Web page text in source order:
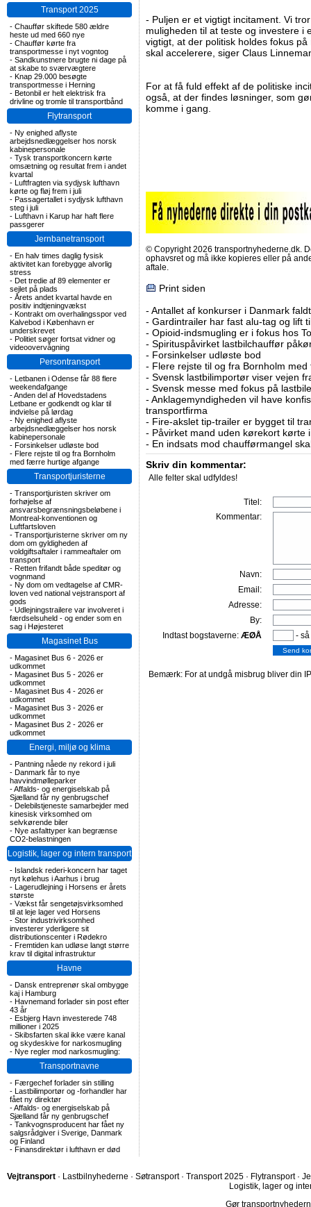
Transport 2025
- Chauffør skiftede 580 ældre
heste ud med 660 nye
- Chauffør kørte fra
transportmesse i nyt vogntog
- Sandkunstnere brugte ni dage på
at skabe to sværvægtere
- Knap 29.000 besøgte
transportmesse i Herning
- Betonbil er helt elektrisk fra
drivline og tromle til transportbånd
Flytransport
- Ny enighed aflyste
arbejdsnedlæggelser hos norsk
kabinepersonale
- Tysk transportkoncern kørte
omsætning og resultat frem i andet
kvartal
- Luftfragten via sydjysk lufthavn
kørte og fløj frem i juli
- Passagertallet i sydjysk lufthavn
steg i juli
- Lufthavn i Karup har haft flere
passgerer
Jernbanetransport
- En halv times daglig fysisk
aktivitet kan forebygge alvorlig
stress
- Det tredie af 89 elementer er
sejlet på plads
- Årets andet kvartal havde en
positiv indtjeningvækst
- Kontrakt om overhalingsspor ved
Kalvebod i København er
underskrevet
- Politiet søger fortsat vidner og
videoovervågning
Persontransport
- Letbanen i Odense får 88 flere
weekendafgange
-Anden del af Hovedstadens
Letbane er godkendt og klar til
indvielse på lørdag
- Ny enighed aflyste
arbejdsnedlæggelser hos norsk
kabinepersonale
- Forsinkelser udløste bod
- Flere rejste til og fra Bornholm
med færre hurtige afgange
Transportjuristerne
- Transportjuristen skriver om
forhøjelse af
ansvarsbegrænsningsbeløbene i
Montreal-konventionen og
Luftfartsloven
- Transportjuristerne skriver om ny
dom om gyldigheden af
voldgiftsaftaler i rammeaftaler om
transport
- Retten frifandt både speditør og
vognmand
- Ny dom om vedtagelse af CMR-
loven ved national vejstransport af
gods
- Udlejningstrailere var involveret i
færdselsuheld - og ender som en
sag i Højesteret
Magasinet Bus
- Magasinet Bus 6 - 2026 er
udkommet
- Magasinet Bus 5 - 2026 er
udkommet
- Magasinet Bus 4 - 2026 er
udkommet
- Magasinet Bus 3 - 2026 er
udkommet
- Magasinet Bus 2 - 2026 er
udkommet
Energi, miljø og klima
- Pantning nåede ny rekord i juli
- Danmark får to nye
havvindmølleparker
-Affalds- og energiselskab på
Sjælland får ny genbrugschef
- Delebilstjeneste samarbejder med
kinesisk virksomhed om
selvkørende biler
- Nye asfalttyper kan begrænse
CO2-belastningen
Logistik, lager og intern transport
- Islandsk rederi-koncern har taget
nyt kølehus i Aarhus i brug
- Lagerudlejning i Horsens er årets
største
- Vækst får sengetøjsvirksomhed
til at leje lager ved Horsens
- Stor industrivirksomhed
investerer yderligere sit
distributionscenter i Rødekro
- Fremtiden kan udløse langt større
krav til digital infrastruktur
Havne
- Dansk entreprenør skal ombygge
kaj i Hamburg
- Havnemand forlader sin post efter
43 år
- Esbjerg Havn investerede 748
millioner i 2025
- Skibsfarten skal ikke være kanal
og skydeskive for narkosmugling
- Nye regler mod narkosmugling:
Transportnavne
- Færgechef forlader sin stilling
- Lastbilimportør og -forhandler har
fået ny direktør
-Affalds- og energiselskab på
Sjælland får ny genbrugschef
- Tankvognsproducent har fået ny
salgsrådgiver i Sverige, Danmark
og Finland
- Finansdirektør i lufthavn er død
- Puljen er et vigtigt incitament. Vi
muligheden til at teste og investere i
vigtigt, at der politisk holdes fokus
skal accelerere, siger Claus
For at få fuld effekt af de politiske
også, at der findes løsninger, som
komme i gang.
© Copyright 2026 transportnyhederne.dk.
ophavsret og må ikke kopieres eller på
aftale.
Print siden
- Antallet af konkurser i Danmark
- Gardintrailer har fast alu-tag og lift
- Opioid-indsmugling er i fokus hos
- Spirituspåvirket lastbilchauffør
- Forsinkelser udløste bod
- Flere rejste til og fra Bornholm
- Svensk lastbilimportør viser vejen
- Svensk messe med fokus på
- Anklagemyndigheden vil have
transportfirma
- Fire-akslet tip-trailer er bygget til
- Påvirket mand uden kørekort kørte
- En indsats mod chaufførmangel
Skriv din kommentar:
Alle felter skal udfyldes!
Titel:
Kommentar:
Navn:
Email:
Adresse:
By:
Indtast bogstaverne: ÆØÅ -
Bemærk: For at undgå misbrug bliver din
Vejtransport · Lastbilnyhederne · Søtransport · Transport 2025 · Flytransport ·
Logistik, lager og
Gør